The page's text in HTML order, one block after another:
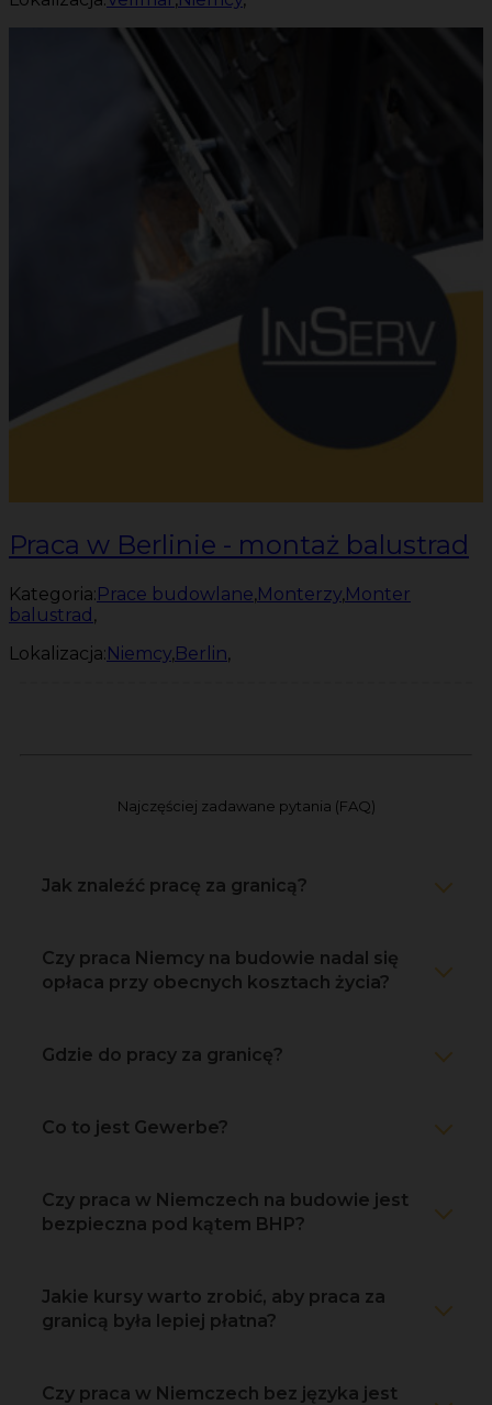
Praca w Berlinie - montaż balustrad
Kategoria:Prace budowlane,Monterzy,Monter
balustrad ,
Lokalizacja:Niemcy,Berlin,
Najczęściej zadawane pytania (FAQ)
Jak znaleźć pracę za granicą?
Czy praca Niemcy na budowie nadal się
opłaca przy obecnych kosztach życia?
Gdzie do pracy za granicę?
Co to jest Gewerbe?
Czy praca w Niemczech na budowie jest
bezpieczna pod kątem BHP?
Jakie kursy warto zrobić, aby praca za
granicą była lepiej płatna?
Czy praca w Niemczech bez języka jest